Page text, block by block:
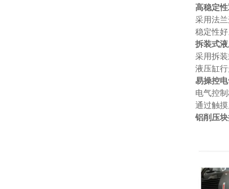
高稳定
采用法
稳定性
拆装式
采用拆
液压缸
易操控
电气控
通过触
铝削压